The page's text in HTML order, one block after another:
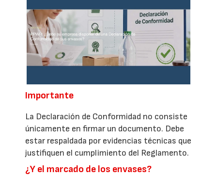
Importante
La Declaración de Conformidad no consiste
únicamente en firmar un documento. Debe
estar respaldada por evidencias técnicas que
justifiquen el cumplimiento del Reglamento.
¿Y el marcado de los envases?